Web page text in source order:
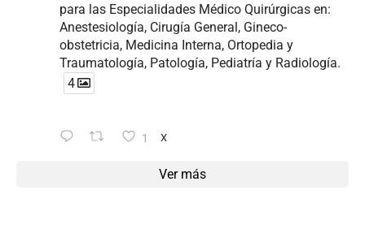
para las Especialidades Médico Quirúrgicas en:
Anestesiología, Cirugía General, Gineco-
obstetricia, Medicina Interna, Ortopedia y
Traumatología, Patología, Pediatría y Radiología.
4
1 X
Ver más